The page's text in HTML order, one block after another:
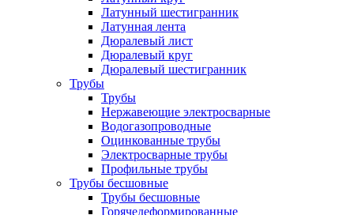
Латунный шестигранник
Латунная лента
Дюралевый лист
Дюралевый круг
Дюралевый шестигранник
Трубы
Трубы
Нержавеющие электросварные
Водогазопроводные
Оцинкованные трубы
Электросварные трубы
Профильные трубы
Трубы бесшовные
Трубы бесшовные
Горячедеформированные